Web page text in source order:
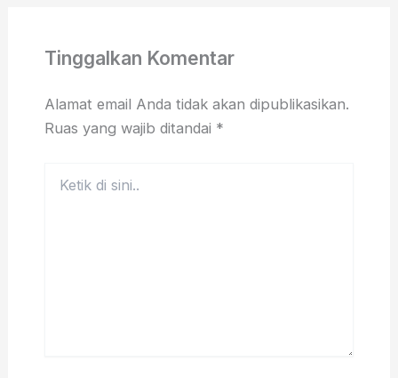
Tinggalkan Komentar
Alamat email Anda tidak akan dipublikasikan.
Ruas yang wajib ditandai *